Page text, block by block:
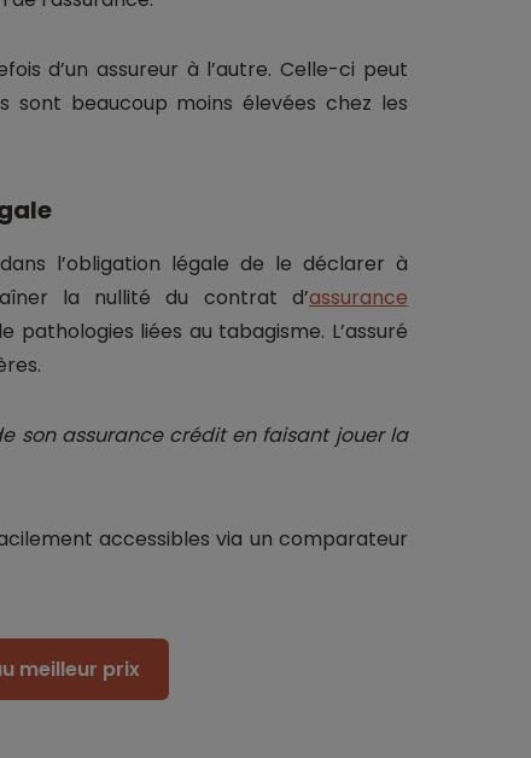
d’un assureur à l’autre. Celle-ci peut
sont beaucoup moins élevées chez les
l’obligation légale de le déclarer à
la nullité du contrat d’assurance
pathologies liées au tabagisme. L’assuré
son assurance crédit en faisant jouer la
accessibles via un comparateur
meilleur prix